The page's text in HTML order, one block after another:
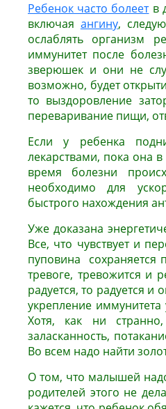
Ребенок часто болеетв
включая ангину,
ослаблять организм
иммунитет после
зверюшек и они не
возможно, будет
то выздоровление
переваривание пищи,
Если у ребенка
лекарствами, пока она
время болезни
необходимо для
быстрого нахождения
Уже доказана
Все, что чувствует и
пуповина сохраняется
тревоге, тревожится и
радуется, то радуется
укрепление
Хотя, как ни
заласканность,
Во всем надо найти
О том, что малышей
родителей этого не